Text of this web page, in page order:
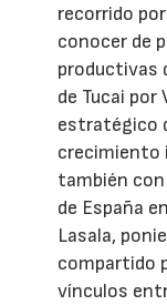
recorrido
conocer de
productivas
de Tucai
estratégico
crecimiento
también con
de España
Lasala,
compartido
vínculos